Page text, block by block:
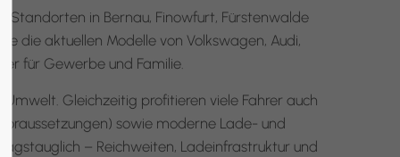
Standorten in Bernau, Finowfurt, Fürstenwalde
die aktuellen Modelle von Volkswagen, Audi,
für Gewerbe und Familie.
Gleichzeitig profitieren viele Fahrer auch
sowie moderne Lade- und
– Reichweiten, Ladeinfrastruktur und